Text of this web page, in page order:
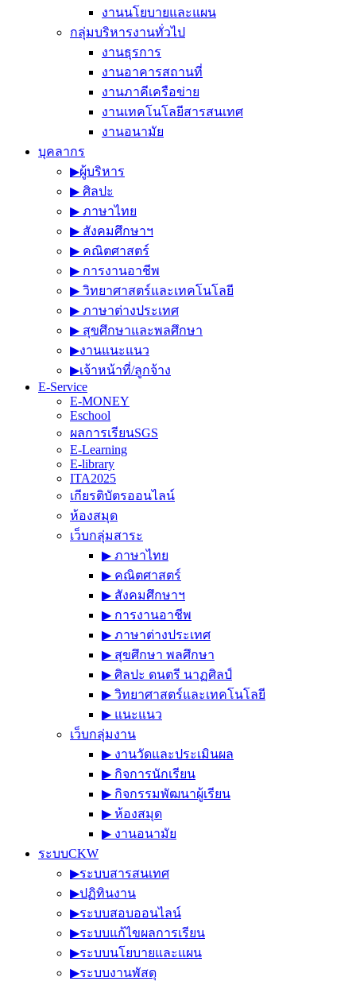
งานนโยบายและแผน
กลุ่มบริหารงานทั่วไป
งานธุรการ
งานอาคารสถานที่
งานภาคีเครือข่าย
งานเทคโนโลยีสารสนเทศ
งานอนามัย
บุคลากร
▶︎ผู้บริหาร
▶︎ ศิลปะ
▶︎ ภาษาไทย
▶︎ สังคมศึกษาฯ
▶︎ คณิตศาสตร์
▶︎ การงานอาชีพ
▶︎ วิทยาศาสตร์และเทคโนโลยี
▶︎ ภาษาต่างประเทศ
▶︎ สุขศึกษาและพลศึกษา
▶︎งานแนะแนว
▶︎เจ้าหน้าที่/ลูกจ้าง
E-Service
E-MONEY
Eschool
ผลการเรียนSGS
E-Learning
E-library
ITA2025
เกียรติบัตรออนไลน์
ห้องสมุด
เว็บกลุ่มสาระ
▶︎ ภาษาไทย
▶︎ คณิตศาสตร์
▶︎ สังคมศึกษาฯ
▶︎ การงานอาชีพ
▶︎ ภาษาต่างประเทศ
▶︎ สุขศึกษา พลศึกษา
▶︎ ศิลปะ ดนตรี นาฏศิลป์
▶︎ วิทยาศาสตร์และเทคโนโลยี
▶︎ แนะแนว
เว็บกลุ่มงาน
▶︎ งานวัดและประเมินผล
▶︎ กิจการนักเรียน
▶︎ กิจกรรมพัฒนาผู้เรียน
▶︎ ห้องสมุด
▶︎ งานอนามัย
ระบบCKW
▶︎ระบบสารสนเทศ
▶︎ปฏิทินงาน
▶︎ระบบสอบออนไลน์
▶︎ระบบแก้ไขผลการเรียน
▶︎ระบบนโยบายและแผน
▶︎ระบบงานพัสดุ